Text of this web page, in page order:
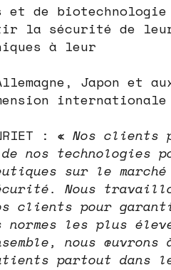
et de biotechnologie
la sécurité de
à leur
Japon et
internationale
: « Nos clients
nos technologies
sur le marché
Nous
clients pour
les plus
nous œuvrons
partout dans le